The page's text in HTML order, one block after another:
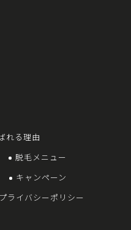
れる理由
脱毛メニュー
キャンペーン
プライバシーポリシー